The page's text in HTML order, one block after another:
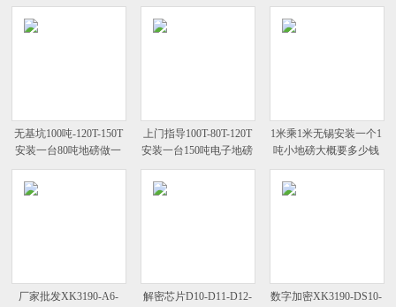
柯力传感器多少钱一台
磅的汽车衡厂家
子地磅多少钱
无基坑100吨-120T-150T
安装一台80吨地磅做一
个地基大概要多少钱
上门指导100T-80T-120T
安装一台150吨电子地磅
地基施工方案
1米乘1米无锡安装一个1
吨小地磅大概要多少钱
呀
厂家批发XK3190-A6-
解密芯片D10-D11-D12-
数字加密XK3190-DS10-